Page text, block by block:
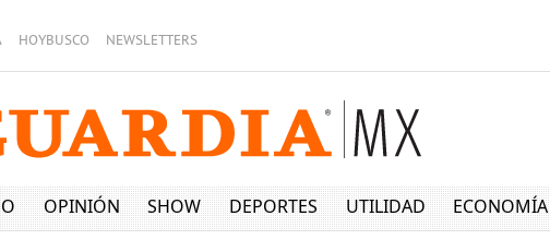
HOYBUSCO NEWSLETTERS
OPINIÓN SHOW DEPORTES UTILIDAD ECONOMÍA